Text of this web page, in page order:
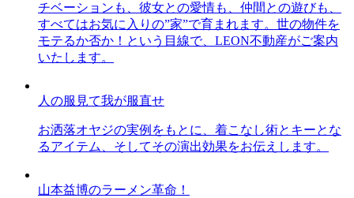
チベーションも、彼女との愛情も、仲間との遊びも、
すべてはお気に入りの”家”で育まれます。世の物件を
モテるか否か！という目線で、LEON不動産がご案内
いたします。
人の服見て我が服直せ
お洒落オヤジの実例をもとに、着こなし術とキーとな
るアイテム、そしてその演出効果をお伝えします。
山本益博のラーメン革命！